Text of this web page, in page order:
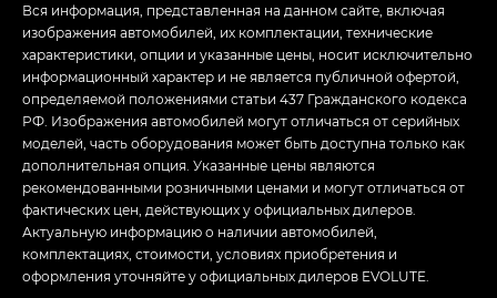
Вся информация, представленная на данном сайте, включая
изображения автомобилей, их комплектации, технические
характеристики, опции и указанные цены, носит исключительно
информационный характер и не является публичной офертой,
определяемой положениями статьи 437 Гражданского кодекса
РФ. Изображения автомобилей могут отличаться от серийных
моделей, часть оборудования может быть доступна только как
дополнительная опция. Указанные цены являются
рекомендованными розничными ценами и могут отличаться от
фактических цен, действующих у официальных дилеров.
Актуальную информацию о наличии автомобилей,
комплектациях, стоимости, условиях приобретения и
оформления уточняйте у официальных дилеров EVOLUTE.